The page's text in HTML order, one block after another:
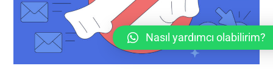
Nasıl yardımcı olabilirim?